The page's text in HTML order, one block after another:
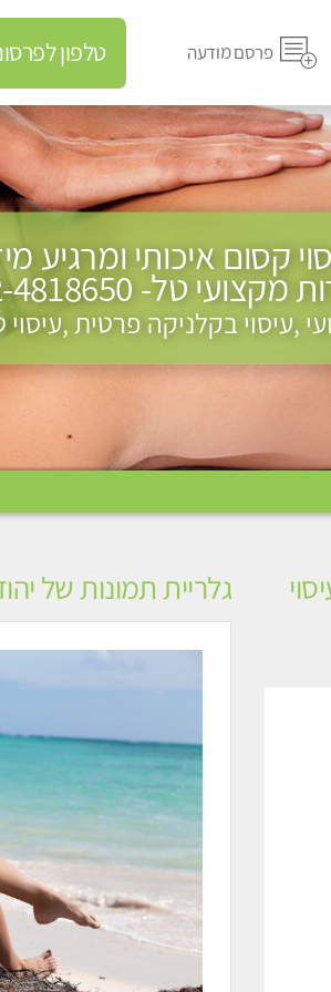
פרסם מודעה טלפון לפרסום
קסום איכותי ומרגיע
טל- 052-4818650
,עיסוי בקלניקה פרטית
גלריית תמונות של